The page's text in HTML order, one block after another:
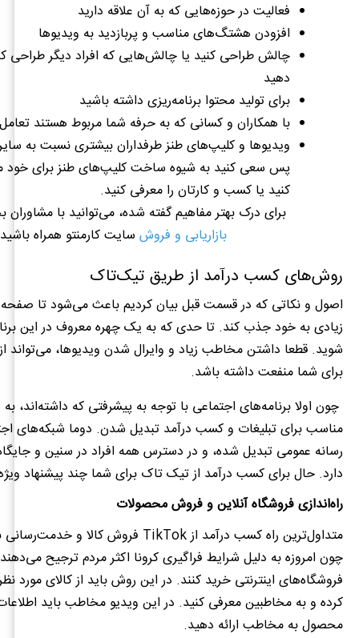
فعالیت در حوزه‌هایی که به آن علاقه دارید
افزودن هشتگ‌های مناسب و پربازدید به ویدیو‌ها
چالش طراحی کنید یا چالش‌هایی که افراد دیگر طراحی
دهید
برای تولید محتوا برنامه‌ریزی داشته باشید
با همکاران و کسانی که به حرفه شما مربوط هستند تعامل
ویدیو‌ها و کلیپ‌های طنز طرفداران بیشتری نسبت به سایر
پس سعی کنید به شیوه ساخت کلیپ‌های طنز برای
کنید یا کسب و کارتان را معرفی کنید.
برای درک بهتر مفاهیم گفته شده، می‌توانید با
بازاریابی و فروش سایت کارمنتو همراه
روش‌های کسب درآمد از طریق تیک‌تاک
اصول و نکاتی که در قسمت قبل بیان کردیم باعث می‌شود تا
زیادی به خود جذب کند. تا حدی که به یک چهره معروف در این
شوید. قطعا داشتن مخاطب زیاد و وایرال شدن ویدیوها، می‌تواند
برای شما منفعت داشته باشد.
چون اولا برنامه‌های اجتماعی با توجه به پیشرفتی که داشته‌اند،
مناسب برای تبلیغات و کسب درآمد تبدیل شدن. دوما شبکه‌های
رسانه عمومی تبدیل شده، و در دسترس همه افراد در سنین و
دارد. حال برای کسب درآمد از تیک تاک برای شما چند پیشنهاد
راه‌اندازی فروشگاه آنلاین و فروش محصولات
متداول‌ترین راه کسب درآمد ازTikTok فروش کالا و
چون امروزه به دلیل شرایط فراگیری کرونا اکثر مردم ترجیح
فروشگاه‌های اینترنتی خرید کنند. در این روش باید از کالای مورد
کرده و به مخاطبین معرفی کنید. در این ویدیو مخاطب باید
محصول به مخاطب ارائه دهید.